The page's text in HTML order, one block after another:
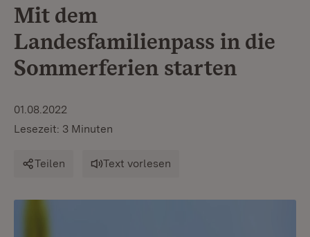
Mit dem
Landesfamilienpass in die
Sommerferien starten
01.08.2022
Lesezeit: 3 Minuten
Teilen Text vorlesen